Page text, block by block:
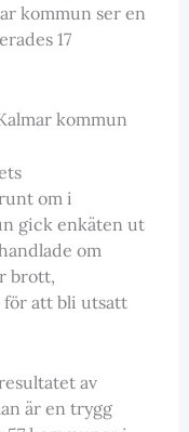
kommun ser en
17
kommun
om i
gick enkäten ut
om
brott,
för att bli utsatt
av
är en trygg